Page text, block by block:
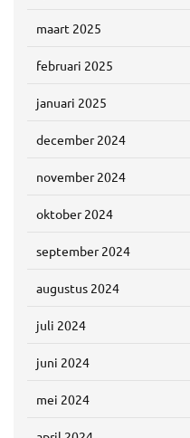
maart 2025
februari 2025
januari 2025
december 2024
november 2024
oktober 2024
september 2024
augustus 2024
juli 2024
juni 2024
mei 2024